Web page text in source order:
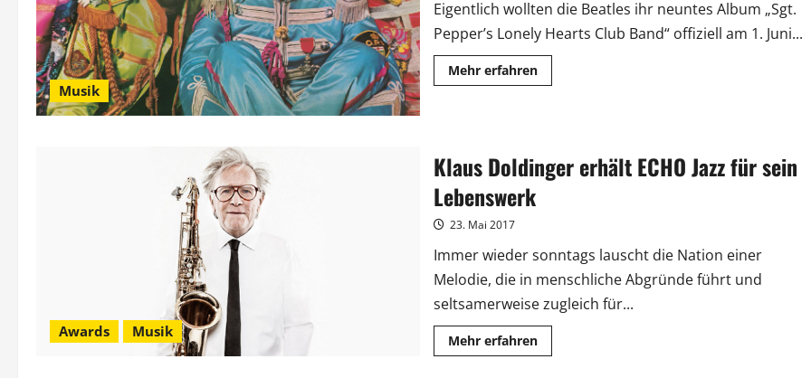
Musik
Eigentlich wollten die Beatles ihr neuntes Album „Sgt.
Pepper’s Lonely Hearts Club Band“ offiziell am 1. Juni...
Mehr erfahrenMehr
Informationen
einsamen
Herzen
Awards Musik
Klaus Doldinger erhält ECHO Jazz für sein
Lebenswerk
23. Mai 2017
Immer wieder sonntags lauscht die Nation einer
Melodie, die in menschliche Abgründe führt und
seltsamerweise zugleich für...
Mehr erfahrenMehr
Informationen